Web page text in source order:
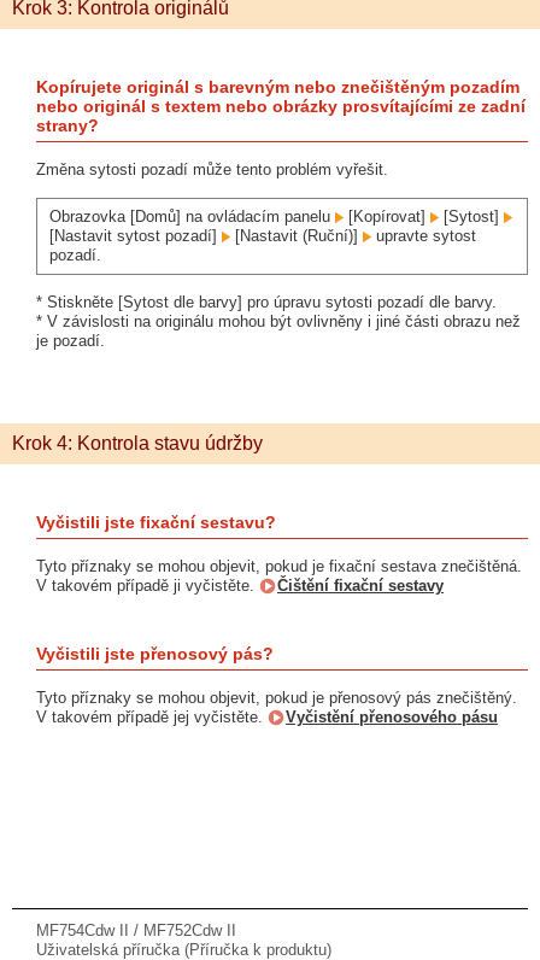
Krok 3: Kontrola originálů
Kopírujete originál s barevným nebo znečištěným pozadím
nebo originál s textem nebo obrázky prosvítajícími ze zadní
strany?
Změna sytosti pozadí může tento problém vyřešit.
Obrazovka [Domů] na ovládacím panelu [Kopírovat]
[Sytost]
[Nastavit sytost pozadí]
[Nastavit (Ruční)]
upravte sytost
pozadí.
* Stiskněte [Sytost dle barvy] pro úpravu sytosti pozadí dle barvy.
* V závislosti na originálu mohou být ovlivněny i jiné části obrazu než
je pozadí.
Krok 4: Kontrola stavu údržby
Vyčistili jste fixační sestavu?
Tyto příznaky se mohou objevit, pokud je fixační sestava znečištěná.
V takovém případě ji vyčistěte.
Čištění fixační sestavy
Vyčistili jste přenosový pás?
Tyto příznaky se mohou objevit, pokud je přenosový pás znečištěný.
V takovém případě jej vyčistěte.
Vyčistění přenosového pásu
MF754Cdw II / MF752Cdw II
Uživatelská příručka (Příručka k produktu)